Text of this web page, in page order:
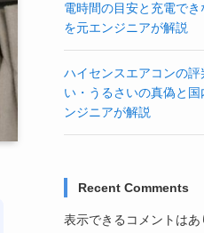
電時間の目安と充電で
を元エンジニアが解説
ハイセンスエアコンの
い・うるさいの真偽と
ンジニアが解説
Recent Comments
表示できるコメントはあ